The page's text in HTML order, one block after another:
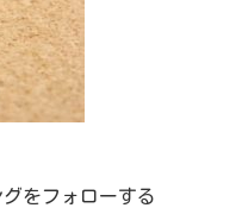
をフォローする